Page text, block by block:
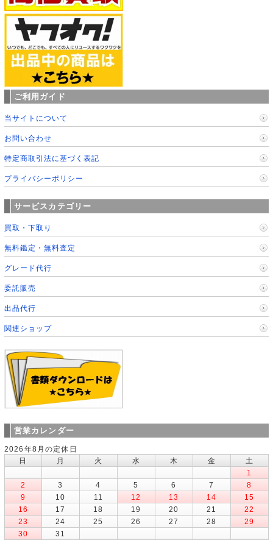
ご利用ガイド
当サイトについて
お問い合わせ
特定商取引法に基づく表記
プライバシーポリシー
サービスカテゴリー
買取・下取り
無料鑑定・無料査定
グレード代行
委託販売
出品代行
関連ショップ
営業カレンダー
2026年8月の定休日
日
月 火 水 木 金
土
1
2
3 4 5 6 7
8
9
10 11 12 13 14
15
16
17 18 19 20 21
22
23
24 25 26 27 28
29
30
31